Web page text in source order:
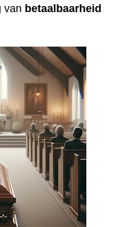
van betaalbaarheid